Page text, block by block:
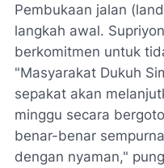
Pembukaan jalan (
langkah awal.
berkomitmen untuk
"Masyarakat Dukuh
sepakat akan
minggu secara
benar-benar
dengan nyaman,"